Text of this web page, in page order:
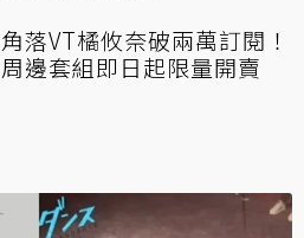
落VT橘攸奈破兩萬訂閱！
邊套組即日起限量開賣